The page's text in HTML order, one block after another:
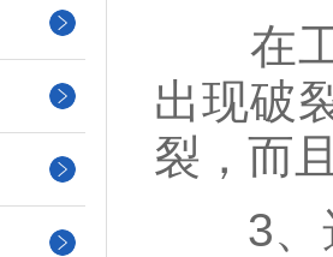
在工
出现破
裂，而
3、选